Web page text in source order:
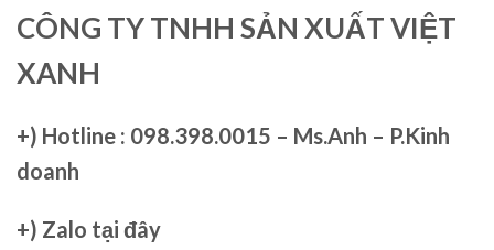
CÔNG TY TNHH SẢN XUẤT VIỆT
XANH
+) Hotline : 098.398.0015 – Ms.Anh – P.Kinh
doanh
+) Zalo tại đây